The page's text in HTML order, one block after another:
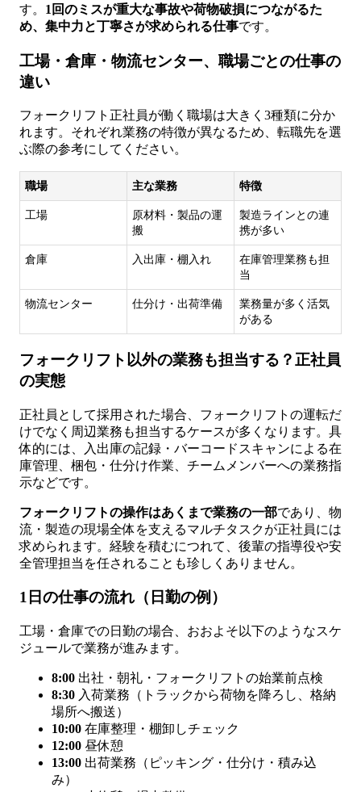
す。 1回のミスが重大な事故や荷物破損につながるた
め、集中力と丁寧さが求められる仕事です。
工場・倉庫・物流センター、職場ごとの仕事の
違い
フォークリフト正社員が働く職場は大きく3種類に分か
れます。それぞれ業務の特徴が異なるため、転職先を選
ぶ際の参考にしてください。
職場 主な業務 特徴
工場
原材料・製品の運
搬
製造ラインとの連
携が多い
倉庫 入出庫・棚入れ
在庫管理業務も担
当
物流センター 仕分け・出荷準備
業務量が多く活気
がある
フォークリフト以外の業務も担当する？正社員
の実態
正社員として採用された場合、フォークリフトの運転だ
けでなく周辺業務も担当するケースが多くなります。具
体的には、入出庫の記録・バーコードスキャンによる在
庫管理、梱包・仕分け作業、チームメンバーへの業務指
示などです。
フォークリフトの操作はあくまで業務の一部であり、物
流・製造の現場全体を支えるマルチタスクが正社員には
求められます。経験を積むにつれて、後輩の指導役や安
全管理担当を任されることも珍しくありません。
1日の仕事の流れ（日勤の例）
工場・倉庫での日勤の場合、おおよそ以下のようなスケ
ジュールで業務が進みます。
8:00 出社・朝礼・フォークリフトの始業前点検
8:30 入荷業務（トラックから荷物を降ろし、格納
場所へ搬送）
10:00 在庫整理・棚卸しチェック
12:00 昼休憩
13:00 出荷業務（ピッキング・仕分け・積み込
み）